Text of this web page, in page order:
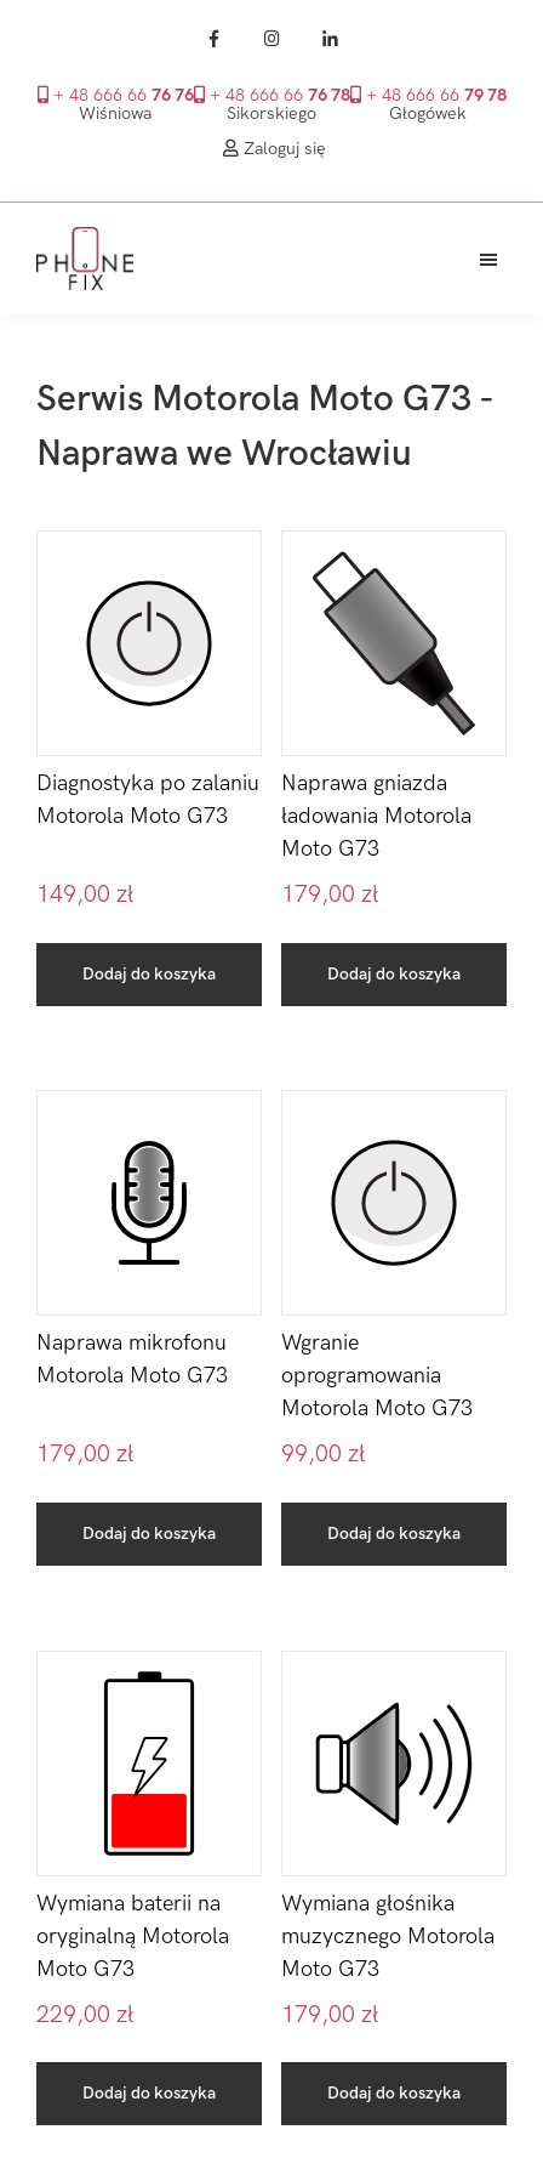
+ 48 666 66 76 76
Wiśniowa
+ 48 666 66 76 78
Sikorskiego
+ 48 666 66 79 78
Głogówek
Zaloguj się
głównego
Serwis Motorola Moto G73 -
Naprawa we Wrocławiu
Diagnostyka po zalaniu
Motorola Moto G73
149,00 zł
Dodaj do koszyka
Naprawa gniazda
ładowania Motorola
Moto G73
179,00 zł
Dodaj do koszyka
Naprawa mikrofonu
Motorola Moto G73
179,00 zł
Dodaj do koszyka
Wgranie
oprogramowania
Motorola Moto G73
99,00 zł
Dodaj do koszyka
Wymiana baterii na
oryginalną Motorola
Moto G73
229,00 zł
Dodaj do koszyka
Wymiana głośnika
muzycznego Motorola
Moto G73
179,00 zł
Dodaj do koszyka